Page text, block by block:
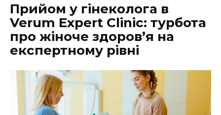
Прийом у гінеколога в
Verum Expert Clinic: турбота
про жіноче здоров’я на
експертному рівні